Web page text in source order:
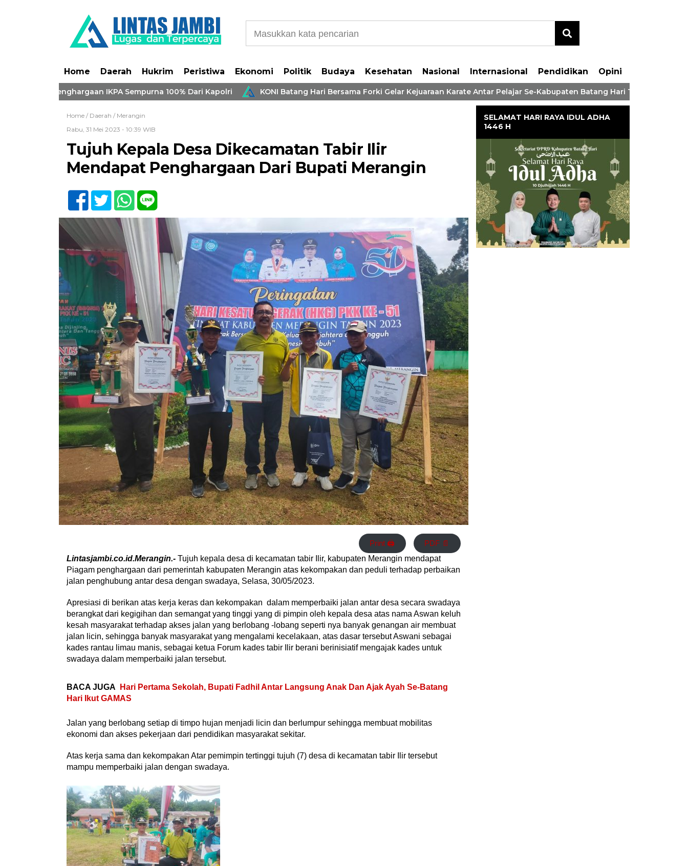
Home Daerah Hukrim Peristiwa Ekonomi Politik Budaya Kesehatan Nasional Internasional Pendidikan Opini
Penghargaan IKPA Sempurna 100% Dari Kapolri KONI Batang Hari Bersama Forki Gelar Kejuaraan Karate Antar Pelajar Se-Kabupaten Batang Hari Tahaun 2026
Home / Daerah / Merangin
Rabu, 31 Mei 2023 - 10:39 WIB
Tujuh Kepala Desa Dikecamatan Tabir Ilir
Mendapat Penghargaan Dari Bupati Merangin
Print 🖨 PDF 📄
Lintasjambi.co.id.Merangin.- Tujuh kepala desa di kecamatan tabir Ilir, kabupaten Merangin mendapat
Piagam penghargaan dari pemerintah kabupaten Merangin atas kekompakan dan peduli terhadap perbaikan
jalan penghubung antar desa dengan swadaya, Selasa, 30/05/2023.
Apresiasi di berikan atas kerja keras dan kekompakan dalam memperbaiki jalan antar desa secara swadaya
berangkat dari kegigihan dan semangat yang tinggi yang di pimpin oleh kepala desa atas nama Aswan keluh
kesah masyarakat terhadap akses jalan yang berlobang -lobang seperti nya banyak genangan air membuat
jalan licin, sehingga banyak masyarakat yang mengalami kecelakaan, atas dasar tersebut Aswani sebagai
kades rantau limau manis, sebagai ketua Forum kades tabir Ilir berani berinisiatif mengajak kades untuk
swadaya dalam memperbaiki jalan tersebut.
BACA JUGA
Hari Pertama Sekolah, Bupati Fadhil Antar Langsung Anak Dan Ajak Ayah Se-Batang
Hari Ikut GAMAS
Jalan yang berlobang setiap di timpo hujan menjadi licin dan berlumpur sehingga membuat mobilitas
ekonomi dan akses pekerjaan dari pendidikan masyarakat sekitar.
Atas kerja sama dan kekompakan Atar pemimpin tertinggi tujuh (7) desa di kecamatan tabir Ilir tersebut
mampu memperbaiki jalan dengan swadaya.
SELAMAT HARI RAYA IDUL ADHA
1446 H